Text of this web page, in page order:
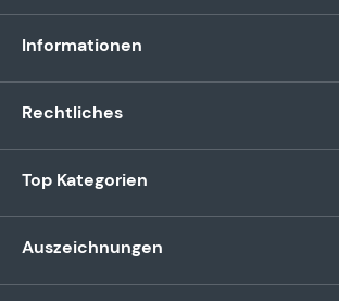
Informationen
Rechtliches
Top Kategorien
Auszeichnungen